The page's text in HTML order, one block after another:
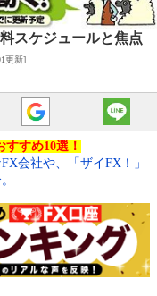
スケジュールと焦点
更新]
すめ10選！
会社や、「ザイFX！」